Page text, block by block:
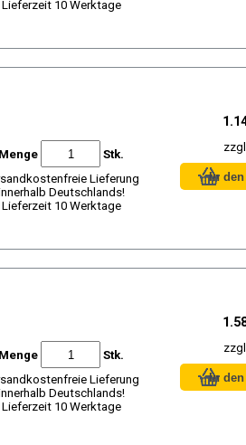
Lieferzeit 10 Werktage
Menge
Stk.
Lieferung
Deutschlands!
Lieferzeit 10 Werktage
Menge
Stk.
Lieferung
Deutschlands!
Lieferzeit 10 Werktage